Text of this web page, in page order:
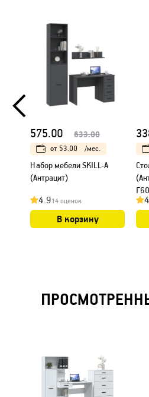
575.00 633.00
от 53.00 /мес.
Набор мебели SKILL-A
(Антрацит)
4.914 оценок
В корзину